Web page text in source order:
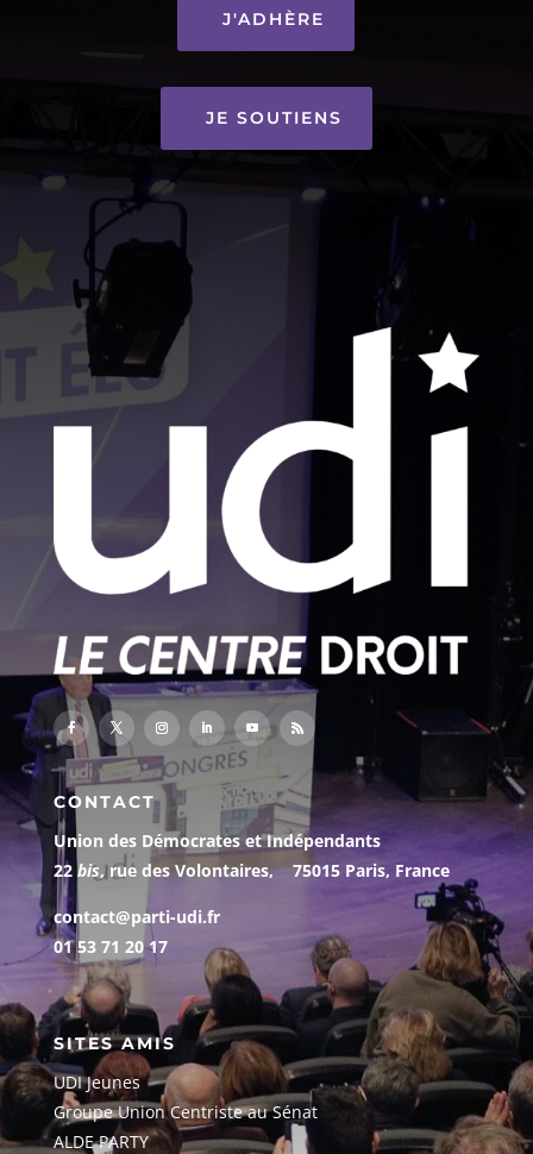
J'ADHÈRE
JE SOUTIENS
CONTACT
Union des Démocrates et Indépendants
22 bis, rue des Volontaires, 75015 Paris, France
contact@parti-udi.fr
01 53 71 20 17
SITES AMIS
UDI Jeunes
Groupe Union Centriste au Sénat
ALDE PARTY